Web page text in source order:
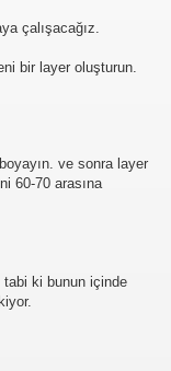
çalışacağız.
bir layer oluşturun.
ve sonra layer
60-70 arasına
tabi ki bunun içinde